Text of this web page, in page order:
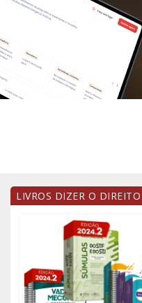
LIVROS DIZER O DIREITO